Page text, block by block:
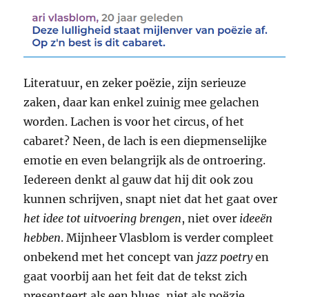
Literatuur, en zeker poëzie, zijn serieuze
zaken, daar kan enkel zuinig mee gelachen
worden. Lachen is voor het circus, of het
cabaret? Neen, de lach is een diepmenselijke
emotie en even belangrijk als de ontroering.
Iedereen denkt al gauw dat hij dit ook zou
kunnen schrijven, snapt niet dat het gaat over
het idee tot uitvoering brengen, niet over ideeën
hebben. Mijnheer Vlasblom is verder compleet
onbekend met het concept van jazz poetryen
gaat voorbij aan het feit dat de tekst zich